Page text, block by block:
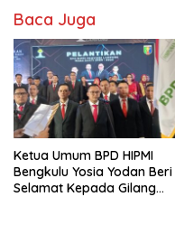
Baca Juga
Ketua Umum BPD HIPMI
Bengkulu Yosia Yodan Beri
Selamat Kepada Gilang